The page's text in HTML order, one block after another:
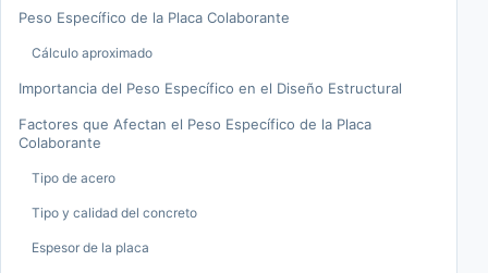
Peso Específico de la Placa Colaborante
Cálculo aproximado
Importancia del Peso Específico en el Diseño Estructural
Factores que Afectan el Peso Específico de la Placa
Colaborante
Tipo de acero
Tipo y calidad del concreto
Espesor de la placa